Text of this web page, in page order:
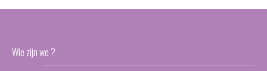
Wie zijn we ?